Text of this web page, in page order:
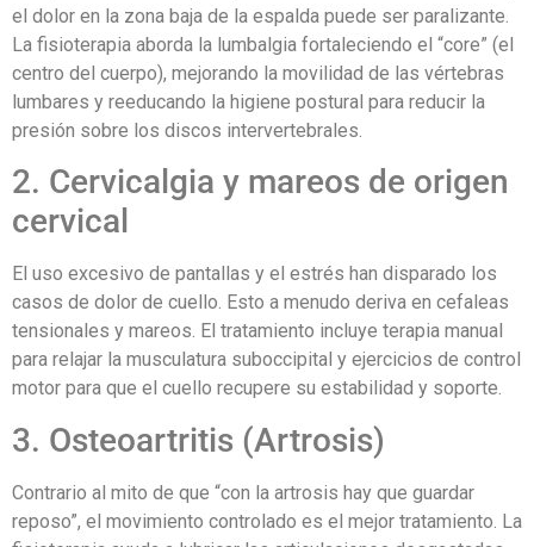
el dolor en la zona baja de la espalda puede ser paralizante.
La fisioterapia aborda la lumbalgia fortaleciendo el “core” (el
centro del cuerpo), mejorando la movilidad de las vértebras
lumbares y reeducando la higiene postural para reducir la
presión sobre los discos intervertebrales.
2. Cervicalgia y mareos de origen
cervical
El uso excesivo de pantallas y el estrés han disparado los
casos de dolor de cuello. Esto a menudo deriva en cefaleas
tensionales y mareos. El tratamiento incluye terapia manual
para relajar la musculatura suboccipital y ejercicios de control
motor para que el cuello recupere su estabilidad y soporte.
3. Osteoartritis (Artrosis)
Contrario al mito de que “con la artrosis hay que guardar
reposo”, el movimiento controlado es el mejor tratamiento. La